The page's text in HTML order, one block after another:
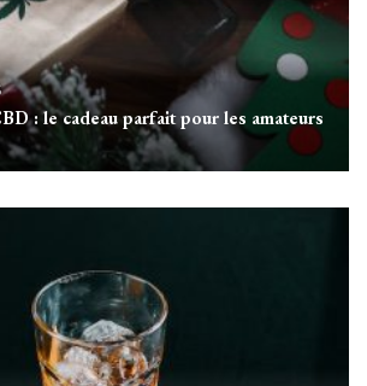
: le cadeau parfait pour les amateurs